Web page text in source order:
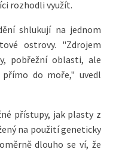
rozhodli využít.
shlukují na jednom
ostrovy. "Zdrojem
pobřežní oblasti, ale
do moře," uvedl
přístupy, jak plasty z
na použití geneticky
dlouho se ví, že